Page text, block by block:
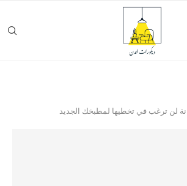
لن ترغب في تخطيها لمطبخك الجديد